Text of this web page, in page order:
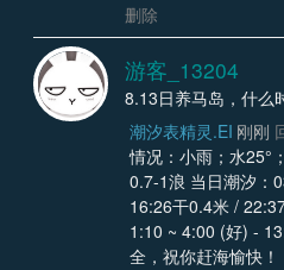
删除
游客_13204
8.13日养马岛，什么
潮汐表精灵.EI 刚刚
情况：小雨；水25°
0.7-1浪 当日潮汐：
16:26干0.4米 /
1:10 ~ 4:00 (好) -
全，祝你赶海愉快！